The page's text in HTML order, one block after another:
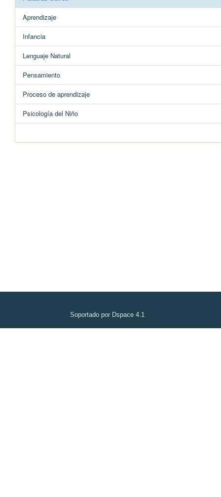
Aprendizaje
Infancia
Lenguaje Natural
Pensamiento
Proceso de aprendizaje
Psicología del Niño
Soportado por Dspace 4.1